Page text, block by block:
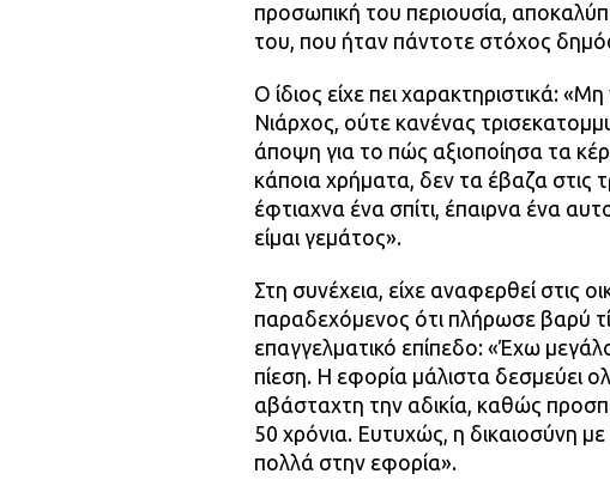
προσωπική του περιουσία,
του, που ήταν πάντοτε στόχος
Ο ίδιος είχε πει χαρακτηριστικά:
Νιάρχος, ούτε κανένας
άποψη για το πώς αξιοποίησα τα
κάποια χρήματα, δεν τα έβαζα στις
έφτιαχνα ένα σπίτι, έπαιρνα ένα
είμαι γεμάτος».
Στη συνέχεια, είχε αναφερθεί στις
παραδεχόμενος ότι πλήρωσε βαρύ
επαγγελματικό επίπεδο: «Έχω
πίεση. Η εφορία μάλιστα δεσμεύει
αβάσταχτη την αδικία, καθώς
50 χρόνια. Ευτυχώς, η δικαιοσύνη
πολλά στην εφορία».